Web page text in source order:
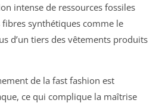
intense de ressources fossiles
synthétiques comme le
d’un tiers des vêtements produits
de la fast fashion est
ce qui complique la maîtrise